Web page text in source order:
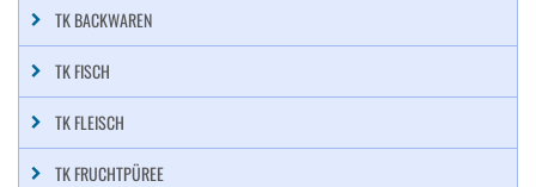
TK BACKWAREN
TK FISCH
TK FLEISCH
TK FRUCHTPÜREE